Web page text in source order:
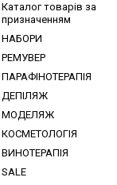
Каталог товарів за
призначенням
НАБОРИ
РЕМУВЕР
ПАРАФІНОТЕРАПІЯ
ДЕПІЛЯЖ
МОДЕЛЯЖ
КОСМЕТОЛОГІЯ
ВИНОТЕРАПІЯ
SALE